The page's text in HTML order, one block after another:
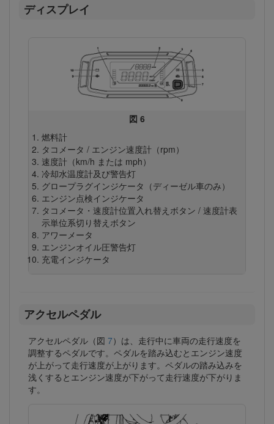
ディスプレイ
図 6
燃料計
タコメータ / エンジン速度計（rpm）
速度計（km/h または mph）
冷却水温度計及び警告灯
グロープラグインジケータ（ディーゼル車のみ）
エンジン点検インジケータ
タコメータ・速度計位置入れ替えボタン / 速度計表
示単位系切り替えボタン
アワーメータ
エンジンオイル圧警告灯
充電インジケータ
アクセルペダル
アクセルペダル（図 7）は、走行中に車両の走行速度を
調整するペダルです。ペダルを踏み込むとエンジン速度
が上がって走行速度が上がります。ペダルの踏み込みを
浅くするとエンジン速度が下がって走行速度が下がりま
す。